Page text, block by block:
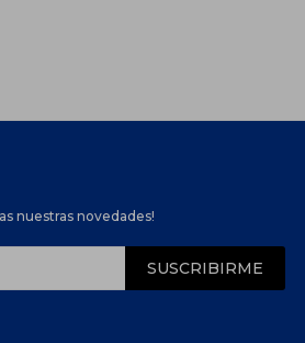
nuestras novedades!
SUSCRIBIRME